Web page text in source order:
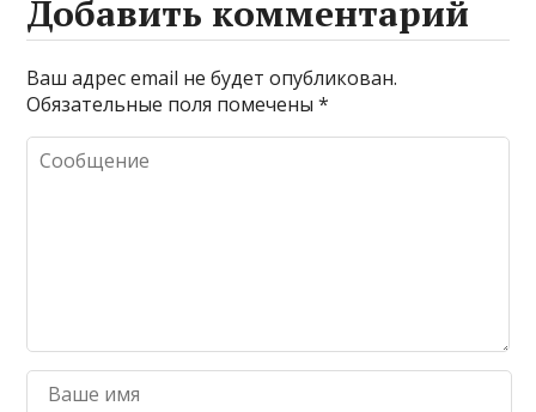
Добавить комментарий
Ваш адрес email не будет опубликован.
Обязательные поля помечены*